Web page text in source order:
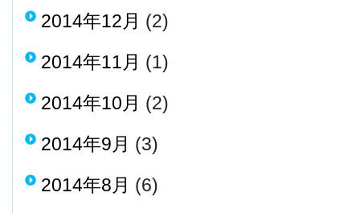
2014年12月 (2)
2014年11月 (1)
2014年10月 (2)
2014年9月 (3)
2014年8月 (6)